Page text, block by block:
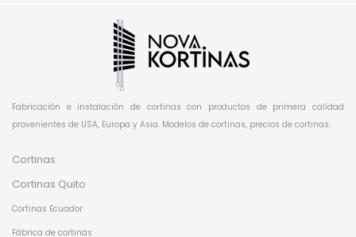
Fabricación e instalación de cortinas con productos de primera calidad
provenientes de USA, Europa y Asia. Modelos de cortinas, precios de cortinas.
Cortinas
Cortinas Quito
Cortinas Ecuador
Fábrica de cortinas